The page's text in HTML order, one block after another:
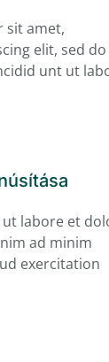
sit amet,
elit, sed do
unt ut
labore et
ad minim
exercitation